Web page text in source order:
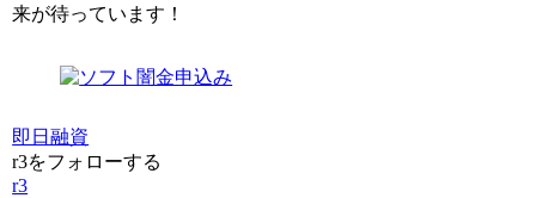
来が待っています！
即日融資
r3をフォローする
r3